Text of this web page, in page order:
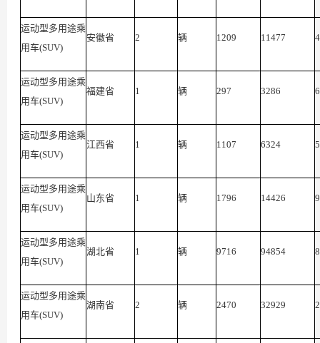
运动型多用途乘
用车(SUV)
安徽省 2 辆 1209 11477
运动型多用途乘
用车(SUV)
福建省 1 辆 297 3286
运动型多用途乘
用车(SUV)
江西省 1 辆 1107 6324
运动型多用途乘
用车(SUV)
山东省 1 辆 1796 14426
运动型多用途乘
用车(SUV)
湖北省 1 辆 9716 94854
运动型多用途乘
用车(SUV)
湖南省 2 辆 2470 32929